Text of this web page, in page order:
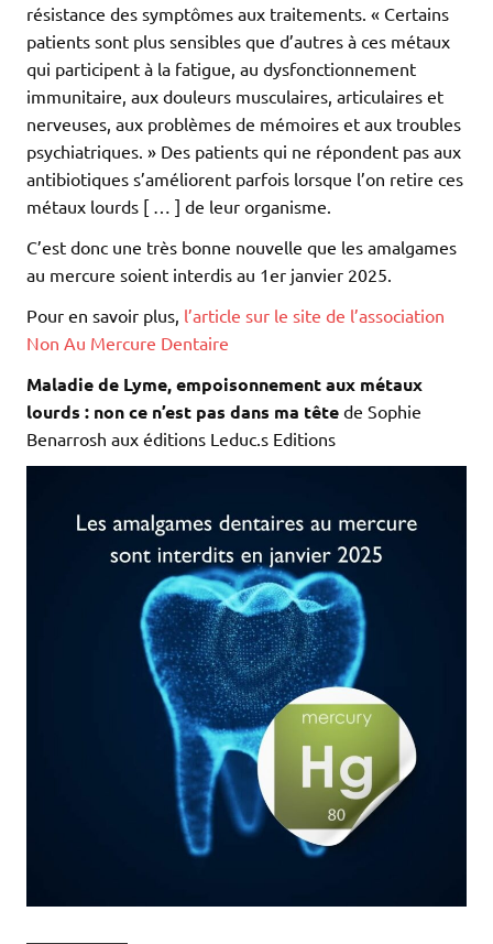
résistance des symptômes aux traitements. « Certains
patients sont plus sensibles que d’autres à ces métaux
qui participent à la fatigue, au dysfonctionnement
immunitaire, aux douleurs musculaires, articulaires et
nerveuses, aux problèmes de mémoires et aux troubles
psychiatriques. » Des patients qui ne répondent pas aux
antibiotiques s’améliorent parfois lorsque l’on retire ces
métaux lourds [ … ] de leur organisme.
C’est donc une très bonne nouvelle que les amalgames
au mercure soient interdis au 1er janvier 2025.
Pour en savoir plus, l’article sur le site de l’association
Non Au Mercure Dentaire
Maladie de Lyme, empoisonnement aux métaux
lourds : non ce n’est pas dans ma tête de Sophie
Benarrosh aux éditions Leduc.s Editions